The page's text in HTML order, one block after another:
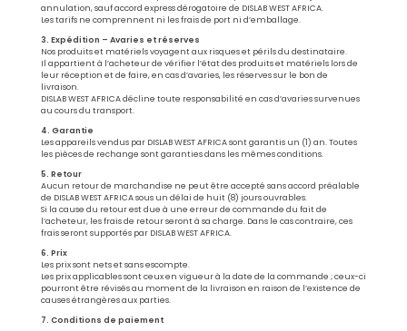
Promotions Et Nouveautés
Catalogue Stock
annulation, sauf accord express dérogatoire de DISLAB WEST AFRICA.
Les tarifs ne comprennent ni les frais de port ni d’emballage.
3. Expédition – Avaries et réserves
Nos produits et matériels voyagent aux risques et périls du destinataire.
Il appartient à l’acheteur de vérifier l’état des produits et matériels lors de
leur réception et de faire, en cas d’avaries, les réserves sur le bon de
livraison.
DISLAB WEST AFRICA décline toute responsabilité en cas d’avaries survenues
au cours du transport.
4. Garantie
Les appareils vendus par DISLAB WEST AFRICA sont garantis un (1) an. Toutes
les pièces de rechange sont garanties dans les mêmes conditions.
5. Retour
Aucun retour de marchandise ne peut être accepté sans accord préalable
de DISLAB WEST AFRICA sous un délai de huit (8) jours ouvrables.
Si la cause du retour est due à une erreur de commande du fait de
l’acheteur, les frais de retour seront à sa charge. Dans le cas contraire, ces
frais seront supportés par DISLAB WEST AFRICA.
6. Prix
Les prix sont nets et sans escompte.
Les prix applicables sont ceux en vigueur à la date de la commande ; ceux-ci
pourront être révisés au moment de la livraison en raison de l’existence de
causes étrangères aux parties.
7. Conditions de paiement